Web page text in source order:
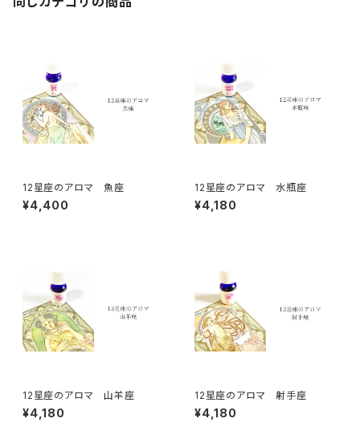
12星座のアロマ 魚座
¥4,400
12星座のアロマ 水瓶座
¥4,180
12星座のアロマ 山羊座
¥4,180
12星座のアロマ 射手座
¥4,180